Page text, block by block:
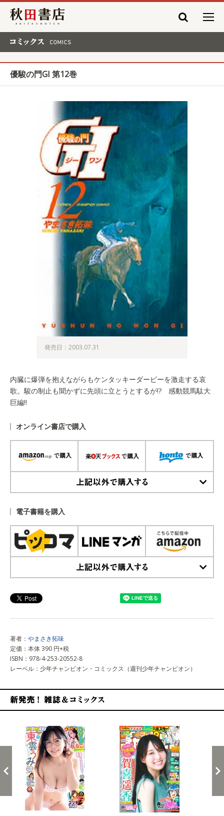
秋田書店
優駿の門GI 第12巻
発売日：2003.07.31
内臓に爆弾を抱えながらもケンタッキーダービーを激走する哀
歌。駿の制止も聞かずに先頭に立とうとするが!? 感動競馬駄大
巨編!!
オンライン書店で購入
電子書籍を購入
著者： やまさき拓味
定価：本体 390 円+税
ISBN：978-4-253-20552-8
レーベル：少年チャンピオン・コミックス（週刊少年チャンピオン）